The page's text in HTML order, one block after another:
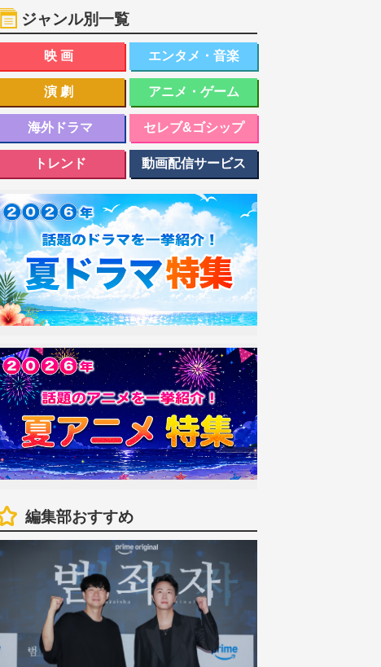
ジャンル別一覧
映画 エンタメ・音楽
演劇 アニメ・ゲーム
海外ドラマ セレブ&ゴシップ
トレンド 動画配信サービス
編集部おすすめ